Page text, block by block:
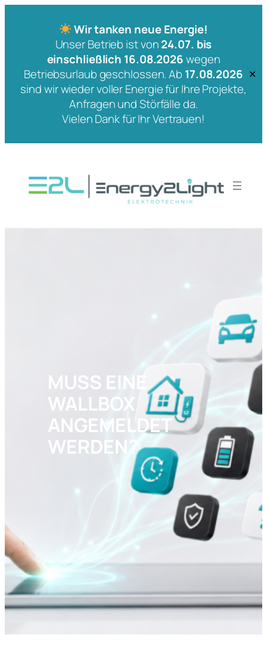
Wir tanken neue Energie!
Unser Betrieb ist von24.07. bis
einschließlich 16.08.2026wegen
Betriebsurlaub geschlossen. Ab 17.08.2026
sind wir wieder voller Energie für Ihre Projekte,
Anfragen und Störfälle da.
Vielen Dank für Ihr Vertrauen!
✕
springen
MUSS EINE
WALLBOX
ANGEMELDET
WERDEN?